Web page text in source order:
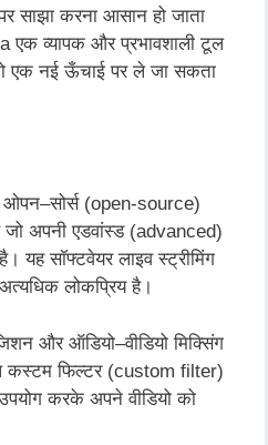
साझा करना आसान हो जाता
एक व्यापक और प्रभावशाली टूल
एक नई ऊँचाई पर ले जा सकता
ओपन–सोर्स(open-source)
जो अपनी एडवांस्ड(advanced)
है। यह सॉफ्टवेयर लाइव स्ट्रीमिंग
अत्यधिक लोकप्रिय है।
और ऑडियो–वीडियो मिक्सिंग
कस्टम फिल्टर (custom filter)
करके अपने वीडियो को